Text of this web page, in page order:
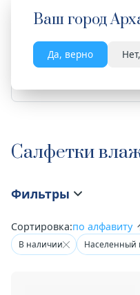
Ваш город
Да, верно
Весь сайт
Салфетки
Фильтры
Сортировка:по алфавиту
В наличии Населенный